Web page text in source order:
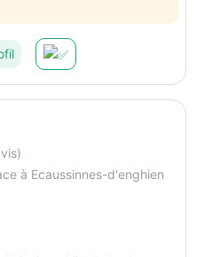
services
à Ecaussinnes-d'enghien